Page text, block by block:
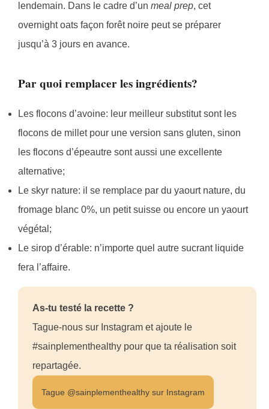
lendemain. Dans le cadre d’un meal prep, cet
overnight oats façon forêt noire peut se préparer
jusqu’à 3 jours en avance.
Par quoi remplacer les ingrédients?
Les flocons d’avoine: leur meilleur substitut sont les
flocons de millet pour une version sans gluten, sinon
les flocons d’épeautre sont aussi une excellente
alternative;
Le skyr nature: il se remplace par du yaourt nature, du
fromage blanc 0%, un petit suisse ou encore un yaourt
végétal;
Le sirop d’érable: n’importe quel autre sucrant liquide
fera l’affaire.
As-tu testé la recette ?
Tague-nous sur Instagram et ajoute le
#sainplementhealthy pour que ta réalisation soit
repartagée.
Tague @sainplementhealthy sur Instagram